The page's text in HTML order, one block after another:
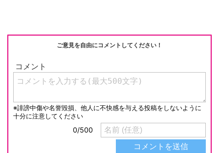
ご意見を自由にコメントしてください！